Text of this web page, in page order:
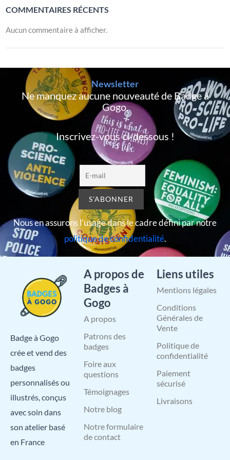
COMMENTAIRES RÉCENTS
Aucun commentaire à afficher.
Newsletter
Ne manquez aucune nouveauté de Badge à
Gogo,
Inscrivez-vous ci-dessous !
Nous en assurons l’usage dans le cadre défini par notre
politique de confidentialité.
Badge à Gogo
crée et vend des
badges
personnalisés ou
illustrés, conçus
avec soin dans
son atelier basé
en France
A propos de
Badges à
Gogo
A propos
Patrons des
badges
Foire aux
questions
Témoignages
Notre blog
Notre formulaire
de contact
Liens utiles
Mentions légales
Conditions
Générales de
Vente
Politique de
confidentialité
Paiement
sécurisé
Livraisons